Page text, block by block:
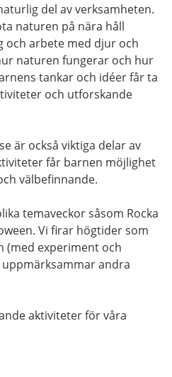
del av verksamheten.
naturen på nära håll
och arbete med djur och
naturen fungerar och hur
tankar och idéer får ta
och utforskande
är också viktiga delar av
får barnen möjlighet
välbefinnande.
temaveckor såsom Rocka
Vi firar högtider som
(med experiment och
andra
aktiviteter för våra